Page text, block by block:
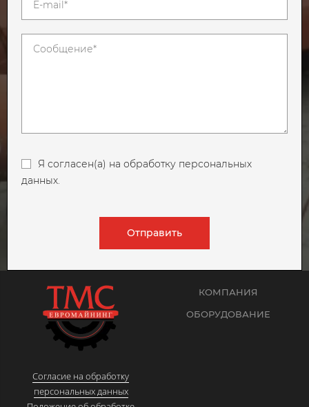
Я согласен(а) на обработку персональных
данных.
Отправить
Согласие на обработку
персональных данных
КОМПАНИЯ
ОБОРУДОВАНИЕ